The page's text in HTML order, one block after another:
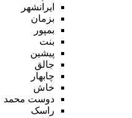
ایرانشهر
بزمان
بمپور
بنت
پیشین
جالق
چابهار
خاش
دوست محمد
راسک